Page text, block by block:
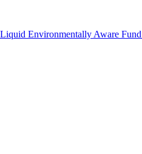
Environmentally Aware